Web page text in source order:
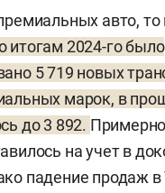
авто, то
итогам 2024-го было
5 719 новых
марок, в
до 3 892.
на учет в
падение продаж в